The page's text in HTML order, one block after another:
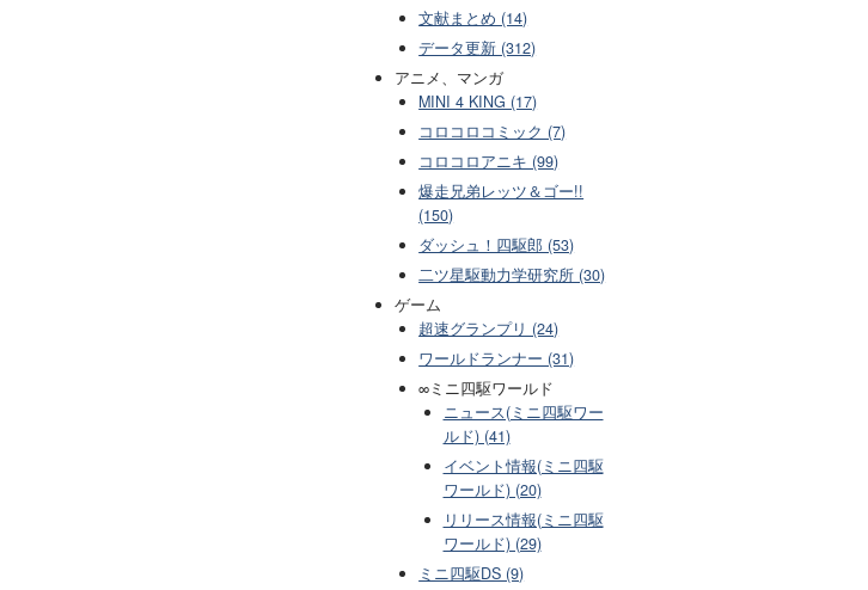
文献まとめ (14)
データ更新 (312)
アニメ、マンガ
MINI 4 KING (17)
コロコロコミック (7)
コロコロアニキ (99)
爆走兄弟レッツ＆ゴー!!
(150)
ダッシュ！四駆郎 (53)
二ツ星駆動力学研究所 (30)
ゲーム
超速グランプリ (24)
ワールドランナー (31)
∞ミニ四駆ワールド
ニュース(ミニ四駆ワー
ルド) (41)
イベント情報(ミニ四駆
ワールド) (20)
リリース情報(ミニ四駆
ワールド) (29)
ミニ四駆DS (9)